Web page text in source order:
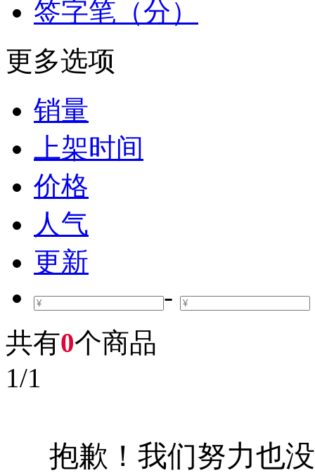
签字笔（分）
更多选项
销量
上架时间
价格
人气
更新
-
共有0个商品
1/1
抱歉！我们努力也